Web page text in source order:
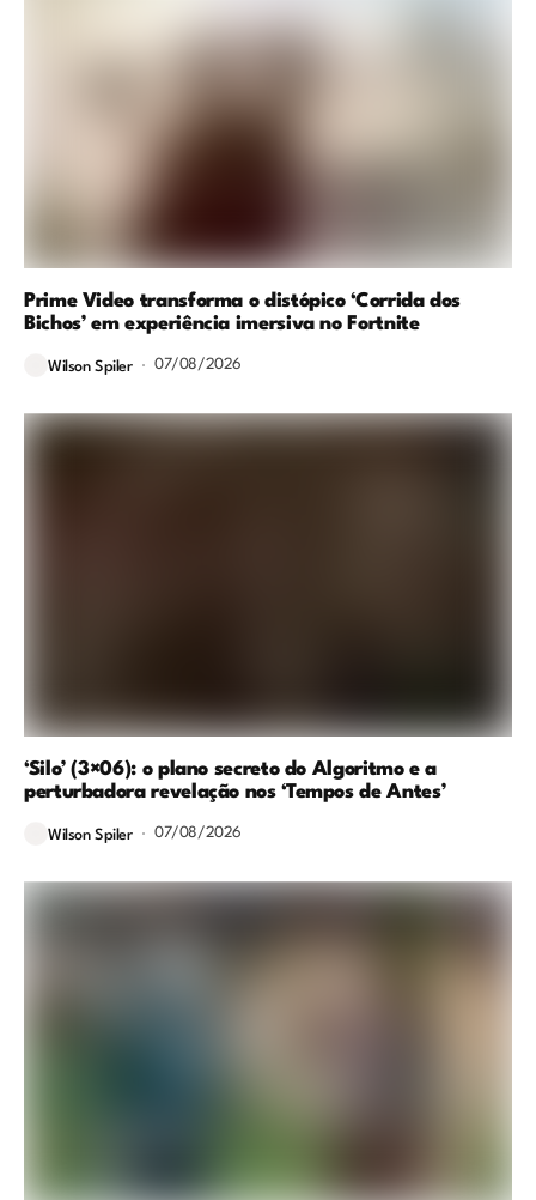
Prime Video transforma o distópico ‘Corrida dos
Bichos’ em experiência imersiva no Fortnite
Wilson Spiler 07/08/2026
‘Silo’ (3×06): o plano secreto do Algoritmo e a
perturbadora revelação nos ‘Tempos de Antes’
Wilson Spiler 07/08/2026